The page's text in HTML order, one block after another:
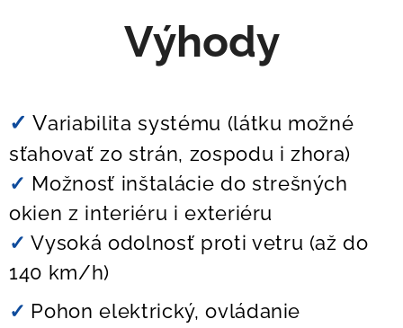
Výhody
✓ Variabilita systému (látku možné
sťahovať zo strán, zospodu i zhora)
✓ Možnosť inštalácie do strešných
okien z interiéru i exteriéru
✓ Vysoká odolnosť proti vetru (až do
140 km/h)
✓ Pohon elektrický, ovládanie